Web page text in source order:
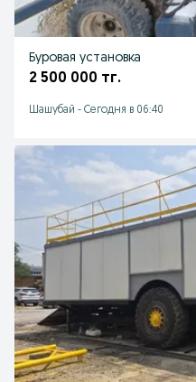
Буровая установка
2 500 000 тг.
Шашубай - Сегодня в 06:40